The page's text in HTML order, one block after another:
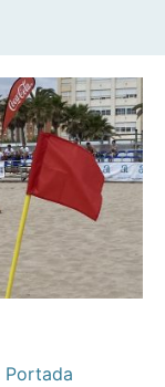
Portada